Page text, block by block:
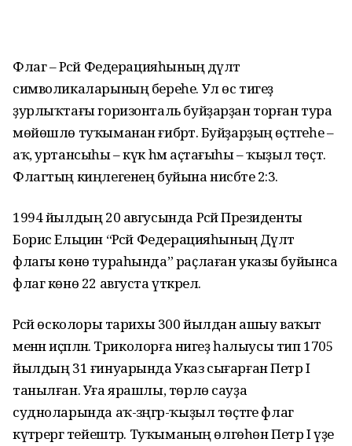
Флаг – Рәсәй Федерацияһының дәүләт
символикаларының береһе. Ул өс тигеҙ
ҙурлыҡтағы горизонталь буйҙарҙан торған тура
мөйөшлө туҡыманан ғибәрәт. Буйҙарҙың өҫтәгеһе –
аҡ, уртансыһы – күк һәм аҫтағыһы – ҡыҙыл төҫтә.
Флагтың киңлегенең буйына нисбәте 2:3.
1994 йылдың 20 авгусында Рәсәй Президенты
Борис Ельцин “Рәсәй Федерацияһының Дәүләт
флагы көнө тураһында” раҫлаған указы буйынса
флаг көнө 22 августа үткәрелә.
Рәсәй өсколоры тарихы 300 йылдан ашыу ваҡыт
менән иҫәпләнә. Триколорға нигеҙ һалыусы тип 1705
йылдың 31 ғинуарында Указ сығарған Петр I
танылған. Уға ярашлы, төрлө сауҙа
судноларында аҡ-зәңгәр-ҡыҙыл төҫтәге флаг
күтәрергә тейештәр. Туҡыманың өлгөһөн Петр I үҙе